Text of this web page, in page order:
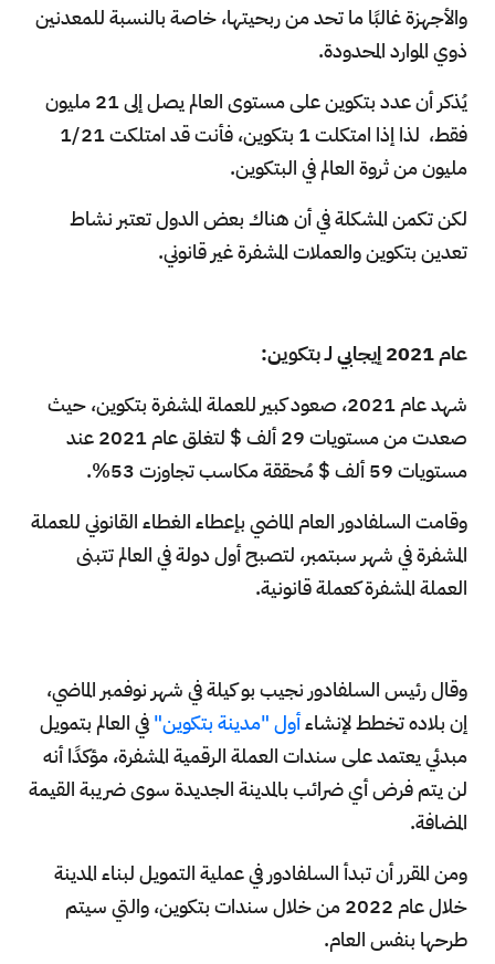
والأجهزة غالبًا ما تحد من ربحيتها، خاصة بالنسبة للمعدنين
ذوي الموارد المحدودة.
يُذكر أن عدد بتكوين على مستوى العالم يصل إلى 21 مليون
فقط، لذا إذا امتكلت 1 بتكوين، فأنت قد امتلكت 1/21
مليون من ثروة العالم في البتكوين.
لكن تكمن المشكلة في أن هناك بعض الدول تعتبر نشاط
تعدين بتكوين والعملات المشفرة غير قانوني.
عام 2021 إيجابي لـ بتكوين:
شهد عام 2021، صعود كبير للعملة المشفرة بتكوين، حيث
صعدت من مستويات 29 ألف $ لتغلق عام 2021 عند
مستويات 59 ألف $ مُحققة مكاسب تجاوزت 53%.
وقامت السلفادور العام الماضي بإعطاء الغطاء القانوني للعملة
المشفرة في شهر سبتمبر، لتصبح أول دولة في العالم تتبنى
العملة المشفرة كعملة قانونية.
وقال رئيس السلفادور نجيب بو كيلة في شهر نوفمبر الماضي،
إن بلاده تخطط لإنشاءأول "مدينة بتكوين"في العالم بتمويل
مبدئي يعتمد على سندات العملة الرقمية المشفرة، مؤكدًا أنه
لن يتم فرض أي ضرائب بالمدينة الجديدة سوى ضريبة القيمة
المضافة.
ومن المقرر أن تبدأ السلفادور في عملية التمويل لبناء المدينة
خلال عام 2022 من خلال سندات بتكوين، والتي سيتم
طرحها بنفس العام.